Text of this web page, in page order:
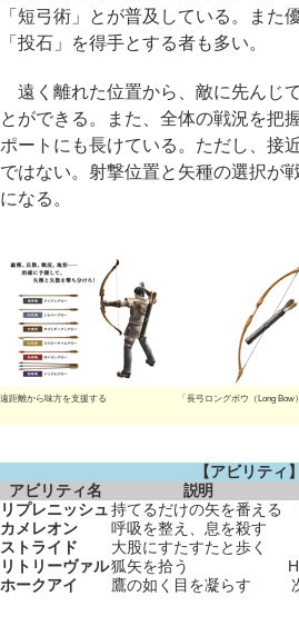
「短弓術」とが普及している。また
「投石」を得手とする者も多い。
遠く離れた位置から、敵に先んじ
とができる。また、全体の戦況を把
ポートにも長けている。ただし、接
ではない。射撃位置と矢種の選択が
になる。
遠距離から味方を支援する 「長弓ロングボウ（Long Bow
【アビリティ】
アビリティ名
説明
リプレニッシュ 持てるだけの矢を番える
カメレオン
呼吸を整え、息を殺す
ストライド
大股にすたすたと歩く
リトリーヴァル狐矢を拾う
ホークアイ
鷹の如く目を凝らす